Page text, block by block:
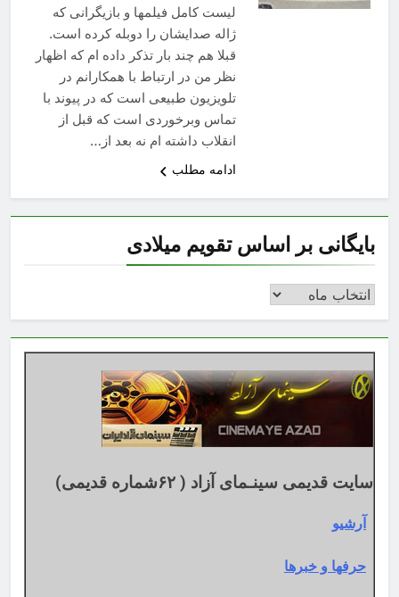
لیست کامل فیلمها و بازیگرانی که
ژاله صدایشان را دوبله کرده است.
قبلا هم چند بار تذکر داده ام که اظهار
نظر من در ارتباط با همکارانم در
تلویزیون طبیعی است که در پیوند با
تماس وبرخوردی است که قبل از
انقلاب داشته ام نه بعد از…
ادامه مطلب
بایگانی بر اساس تقویم میلادی
بایگانی
اساس
تقویم
میلادی
سایت قدیمی سینـمای آزاد ( ۶۲شماره قدیمی)
آرشیو
حرفها و خبرها